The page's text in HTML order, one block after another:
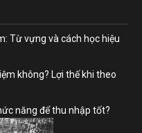
Từ vựng và cách học hiệu
không? Lợi thế khi theo
năng để thu nhập tốt?